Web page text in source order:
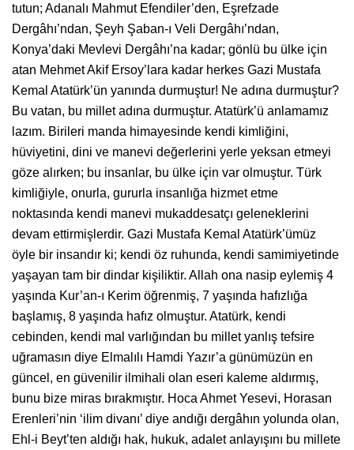
tutun; Adanalı Mahmut Efendiler’den, Eşrefzade
Dergâhı’ndan, Şeyh Şaban-ı Veli Dergâhı’ndan,
Konya’daki Mevlevi Dergâhı’na kadar; gönlü bu ülke için
atan Mehmet Akif Ersoy’lara kadar herkes Gazi Mustafa
Kemal Atatürk’ün yanında durmuştur! Ne adına durmuştur?
Bu vatan, bu millet adına durmuştur. Atatürk’ü anlamamız
lazım. Birileri manda himayesinde kendi kimliğini,
hüviyetini, dini ve manevi değerlerini yerle yeksan etmeyi
göze alırken; bu insanlar, bu ülke için var olmuştur. Türk
kimliğiyle, onurla, gururla insanlığa hizmet etme
noktasında kendi manevi mukaddesatçı geleneklerini
devam ettirmişlerdir. Gazi Mustafa Kemal Atatürk’ümüz
öyle bir insandır ki; kendi öz ruhunda, kendi samimiyetinde
yaşayan tam bir dindar kişiliktir. Allah ona nasip eylemiş 4
yaşında Kur’an-ı Kerim öğrenmiş, 7 yaşında hafızlığa
başlamış, 8 yaşında hafız olmuştur. Atatürk, kendi
cebinden, kendi mal varlığından bu millet yanlış tefsire
uğramasın diye Elmalılı Hamdi Yazır’a günümüzün en
güncel, en güvenilir ilmihali olan eseri kaleme aldırmış,
bunu bize miras bırakmıştır. Hoca Ahmet Yesevi, Horasan
Erenleri’nin ‘ilim divanı’ diye andığı dergâhın yolunda olan,
Ehl-i Beyt’ten aldığı hak, hukuk, adalet anlayışını bu millete